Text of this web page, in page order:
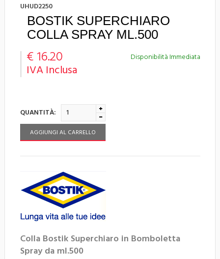
UHUD2250
BOSTIK SUPERCHIARO
COLLA SPRAY ML.500
Disponibilità Immediata
€ 16.20
IVA Inclusa
QUANTITÀ:
AGGIUNGI AL CARRELLO
Colla Bostik Superchiaro in Bomboletta
Spray da ml.500